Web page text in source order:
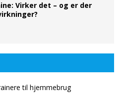
Virker det – og er der